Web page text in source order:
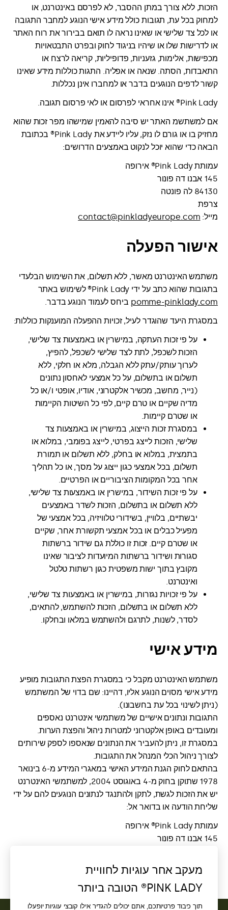
הזכות, ללא צורך במתן ההסבר, לא לפרסם באינטרנט, או
למחוק בכל עת, תגובות כולל מידע אישי הנוגע למחבר התגובה
או לכל צד שלישי או שאינו נראה לו תואם בבירור את רוח האתר
או לדרישות שלו או שיהיו בניגוד לחוק ובפרט התבטאויות
מכפישות, אלימות, גזעניות, פדופיליות, קריאה לרצח או
התאבדות, הסתה. שנאה או אפליה. התגות כוללות מידע שאינו
קשור לדפים הנוגעים בדבר או למחברו אינן נכללות.
Pink Lady® אינו אחראי לפרסום או לאי פרסום תגובה.
אם למשתשמ האתר יש סיבה להאמין שמישהו מפר זכות שהוא
מחזיק בו או גורם לו נזק, עליו ליידע את Pink Lady® בכתובת
הבאה כדי שהוא יוכל לנקוט באמצעים הדרושים:
עמותת Pink Lady® אירופה
145 אבנו דה פונור
84130 לה פונטה
צרפת
מייל: contact@pinkladyeurope.com
אישור הפעלה
משתמש האינטרנט מאשר, ללא תשלום, את השימוש הבלעדי
בתגובות שהוא כתב על ידי Pink Lady® לשימוש באתר
pomme-pinklady.com ביחס לעמוד הנוגע בדבר.
במסגרת היעד שהוגדר לעיל, זכויות ההפעלה המוענקות כוללות:
על פי זכות העתקה, במישרין או באמצעות צד שלישי,
הזכות לשכפל, לתת לצד שלישי לשכפל, להפיץ,
לערוך עותק/עתק ללא הגבלה, מלא או חלקי, ללא
תשלום או בתשלום, על כל אמצעי לאחסון נתונים
(נייר, מחשב, מכשיר אלקטרוני, אודיו, אופטי ו/או כל
מדיה שקיים או טרם קיים, לפי כל השיטות הקיימות
או שטרם קיימות.
במסגרת זכות הייצוג, במישרין או באמצעות צד
שלישי, הזכות לייצג בפרטי, לייצג בפומבי, במלוא או
בתמצית, במלוא או בחלק, ללא תשלום או תמורת
תשלום, בכל אמצעי כגון ייצוג על מסך, או כל תהליך
אחר בכל המקומות הציבוריים או הפרטיים.
על פי זכות השידור, במישרין או באמצעות צד שלישי,
ללא תשלום או בתשלום, הזכות לשדר באמצעים
יבשתיים, בלוויין, בשידורי טלוויזיה, בכל אמצעי של
מפעיל כבלים או בכל אמצעי תקשורת אחר, שקיים
או שטרם קיים. זכות זו כוללת גם שידור ברשתות
סגורות ושידור ברשתות המיועדות לציבור שאינו
מקובץ בתוך ישות משפטית כגון רשתות טלטל
ואינטרנט.
על פי זכויות נגזרות, במישרין או באמצעות צד שלישי,
ללא תשלום או בתשלום, הזכות להשתמש, להתאים,
לסדר, לשנות, לתרגם ולהשתמש במלאו ובחלקו.
מידע אישי
משתמש האינטרנט מקבל כי במסגרת הפצת התגובות מופיע
מידע אישי מסוים הנוגע אליו, דהיינו: שם בדוי של המשתמש
(ניתן לשינוי בכל עת בחשבונו).
התגובות ונתונים אישיים של משתמשי אינטרנט נאספים
ומעובדים באופן אלקטרוני למטרות ניהול והפצת הערות.
במסגרת זו, ניתן להעביר את הנתונים שנאספו לספק שירותים
לצורך ניהול הכלי המנהל את התגובות.
בהתאם לחוק הגנת המידע האישי במאגרי המידע מ-6 בינואר
1978 שתוקן בחוק מ-4 באוגוסט 2004, למשתמשי האינטרנט
יש את הזכות לגשת, לתקן ולהתנגד לנתונים הנוגעים להם על ידי
שליחת הודעה או בדואר אל:
עמותת Pink Lady® אירופה
145 אבנו דה פונור
מייל:contact@pinkladyeurope.com
מעקב אחר עוגיות לחוויית
PINK LADY® הטובה ביותר
תוך כיבוד פרטיותכם, אתם יכולים להגדיר אילו קובצי עוגיות יופעלו